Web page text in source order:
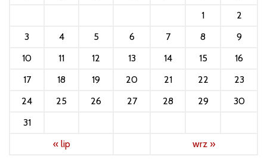
1
2
3
4 5 6 7 8
9
10
11 12 13 14 15
16
17
18 19 20 21 22
23
24
25 26 27 28 29
30
31
« lip
wrz »